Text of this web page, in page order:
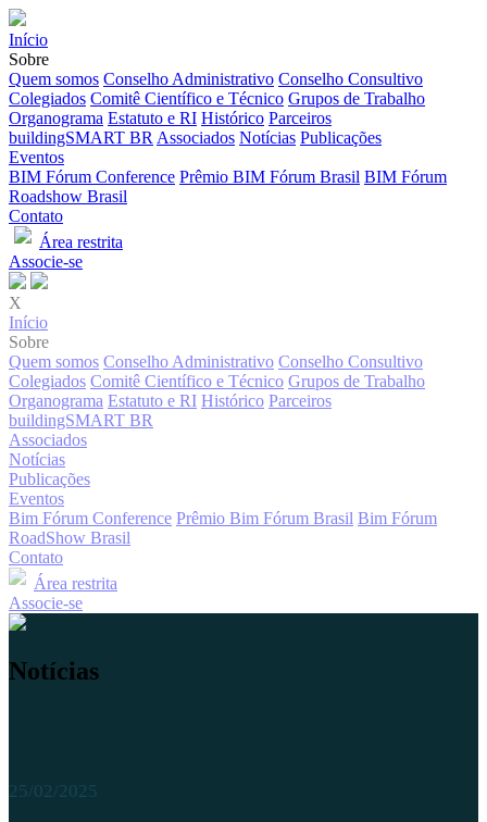
Início
Sobre
Quem somos Conselho Administrativo Conselho Consultivo
Colegiados Comitê Científico e Técnico Grupos de Trabalho
Organograma Estatuto e RI Histórico Parceiros
buildingSMART BR Associados Notícias Publicações
Eventos
BIM Fórum Conference Prêmio BIM Fórum Brasil BIM Fórum
Roadshow Brasil
Contato
Área restrita
Associe-se
X
Início
Sobre
Quem somos Conselho Administrativo Conselho Consultivo
Colegiados Comitê Científico e Técnico Grupos de Trabalho
Organograma Estatuto e RI Histórico Parceiros
buildingSMART BR
Associados
Notícias
Publicações
Eventos
Bim Fórum Conference Prêmio Bim Fórum Brasil Bim Fórum
RoadShow Brasil
Contato
Área restrita
Associe-se
Notícias
25/02/2025